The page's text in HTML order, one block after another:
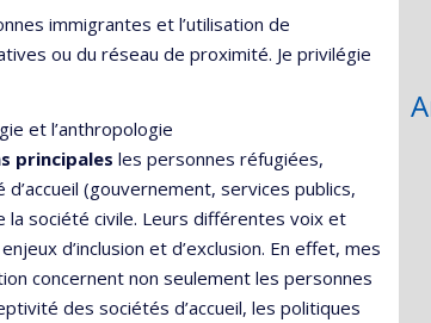
immigrantes et l’utilisation de
ou du réseau de proximité. Je privilégie
et l’anthropologie
principales les personnes réfugiées,
(gouvernement, services publics,
la société civile. Leurs différentes voix et
d’inclusion et d’exclusion. En effet, mes
concernent non seulement les personnes
des sociétés d’accueil, les politiques